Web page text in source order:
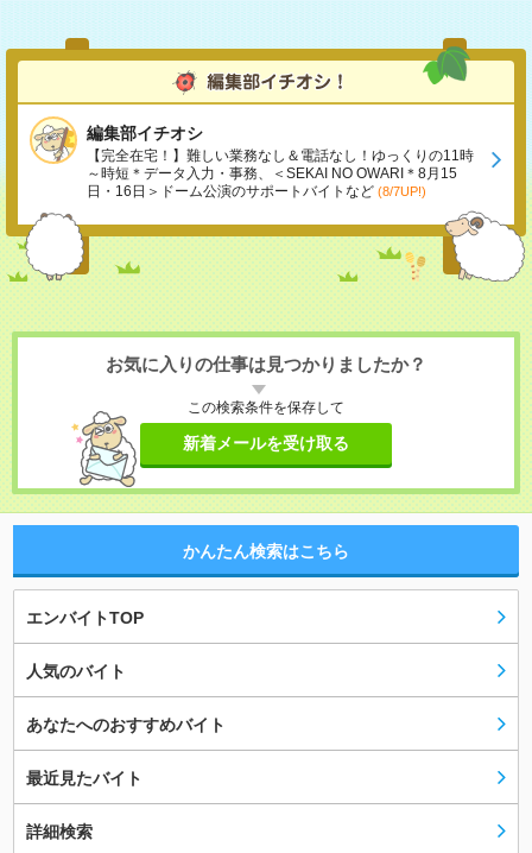
編集部イチオシ
【完全在宅！】難しい業務なし＆電話なし！ゆっくりの11時
～時短＊データ入力・事務、＜SEKAI NO OWARI＊8月15
日・16日＞ドーム公演のサポートバイトなど (8/7UP!)
お気に入りの仕事は見つかりましたか？
この検索条件を保存して
新着メールを受け取る
かんたん検索はこちら
エンバイトTOP
人気のバイト
あなたへのおすすめバイト
最近見たバイト
詳細検索